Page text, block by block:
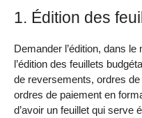
1. Édition des
Demander l’édition, dans
l’édition des feuillets
de reversements, ordres
ordres de paiement en
d’avoir un feuillet qui serve